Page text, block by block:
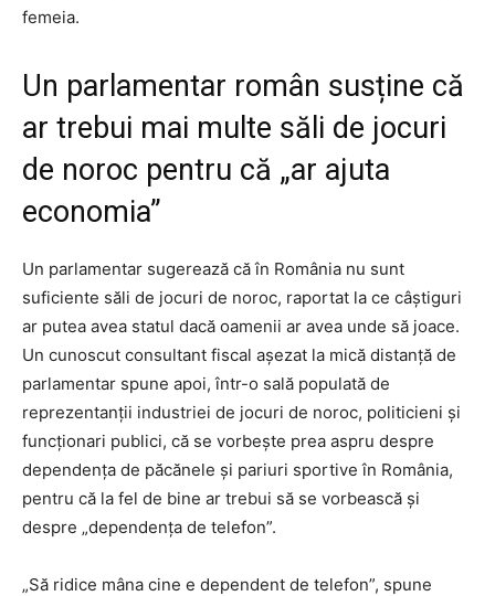
femeia.
Un parlamentar român susține că
ar trebui mai multe săli de jocuri
de noroc pentru că „ar ajuta
economia”
Un parlamentar sugerează că în România nu sunt
suficiente săli de jocuri de noroc, raportat la ce câștiguri
ar putea avea statul dacă oamenii ar avea unde să joace.
Un cunoscut consultant fiscal așezat la mică distanță de
parlamentar spune apoi, într-o sală populată de
reprezentanții industriei de jocuri de noroc, politicieni și
funcționari publici, că se vorbește prea aspru despre
dependența de păcănele și pariuri sportive în România,
pentru că la fel de bine ar trebui să se vorbească și
despre „dependența de telefon”.
„Să ridice mâna cine e dependent de telefon”, spune